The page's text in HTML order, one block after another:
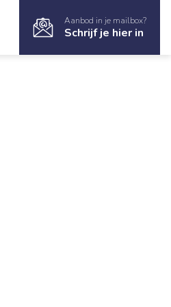
Aanbod in je mailbox?
Schrijf je hier in